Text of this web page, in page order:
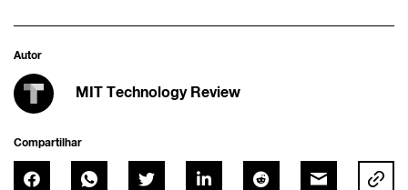
Autor
MIT Technology Review
Compartilhar